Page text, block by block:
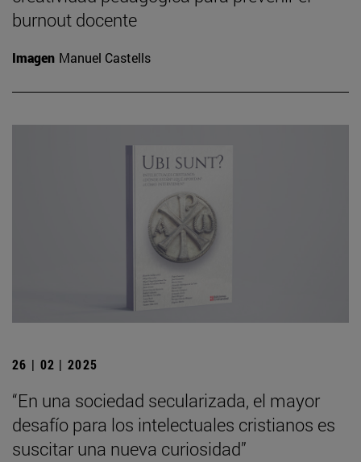
burnout docente
Imagen Manuel Castells
26 | 02 | 2025
“En una sociedad secularizada, el mayor
desafío para los intelectuales cristianos es
suscitar una nueva curiosidad”